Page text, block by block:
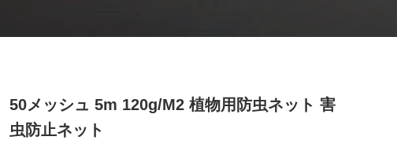
50メッシュ 5m 120g/M2 植物用防虫ネット 害
虫防止ネット